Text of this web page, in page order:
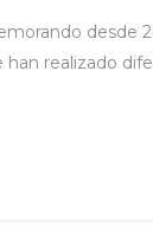
desde
realizado